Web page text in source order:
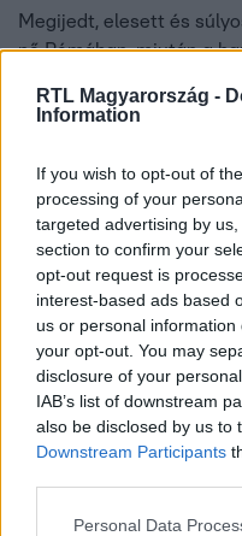
RTL Magyarország -
Information
If you wish to opt-out of
processing of your
targeted advertising by
section to confirm your
opt-out request is
interest-based ads based
us or personal
your opt-out. You may
disclosure of your
IAB’s list of downstream
also be disclosed by us to
Downstream Participants
Please note that this
Personal Data
Megijedt, elesett és
nő Rómában, miután a
Külföld
2023. szeptember 19. 17:58
Megvadult
széttépik a